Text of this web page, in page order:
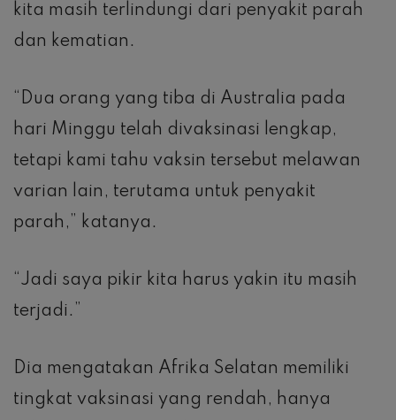
kita masih terlindungi dari penyakit parah
dan kematian.
“Dua orang yang tiba di Australia pada
hari Minggu telah divaksinasi lengkap,
tetapi kami tahu vaksin tersebut melawan
varian lain, terutama untuk penyakit
parah,” katanya.
“Jadi saya pikir kita harus yakin itu masih
terjadi.”
Dia mengatakan Afrika Selatan memiliki
tingkat vaksinasi yang rendah, hanya